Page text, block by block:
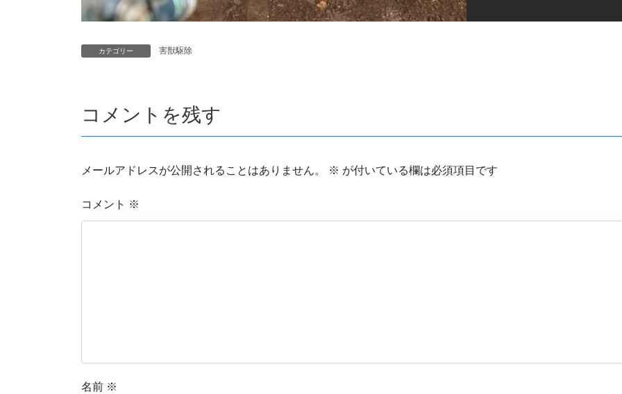
カテゴリー 害獣駆除
コメントを残す
メールアドレスが公開されることはありません。 ※ が付いている欄は必須項目です
コメント ※
名前 ※